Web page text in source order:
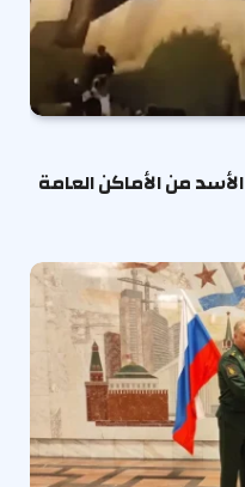
من الأماكن العامة